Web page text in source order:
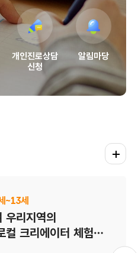
개인진로상담
신청
알림마당
~13세
우리지역의
컬 크리에이터 체험을
진로체